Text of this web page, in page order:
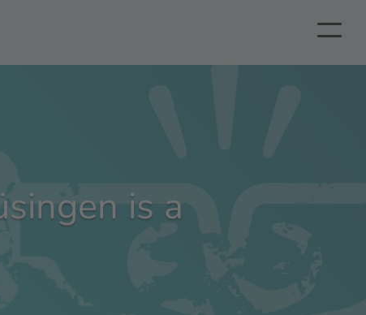
is a